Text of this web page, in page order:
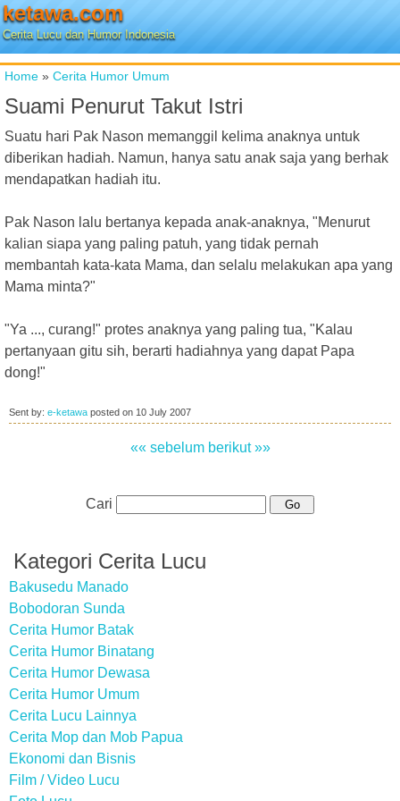
ketawa.com
Cerita Lucu dan Humor Indonesia
Home » Cerita Humor Umum
Suami Penurut Takut Istri
Suatu hari Pak Nason memanggil kelima anaknya untuk
diberikan hadiah. Namun, hanya satu anak saja yang berhak
mendapatkan hadiah itu.
Pak Nason lalu bertanya kepada anak-anaknya, "Menurut
kalian siapa yang paling patuh, yang tidak pernah
membantah kata-kata Mama, dan selalu melakukan apa yang
Mama minta?"
"Ya ..., curang!" protes anaknya yang paling tua, "Kalau
pertanyaan gitu sih, berarti hadiahnya yang dapat Papa
dong!"
Sent by: e-ketawa posted on 10 July 2007
«« sebelum berikut »»
Cari
Kategori Cerita Lucu
Bakusedu Manado
Bobodoran Sunda
Cerita Humor Batak
Cerita Humor Binatang
Cerita Humor Dewasa
Cerita Humor Umum
Cerita Lucu Lainnya
Cerita Mop dan Mob Papua
Ekonomi dan Bisnis
Film / Video Lucu